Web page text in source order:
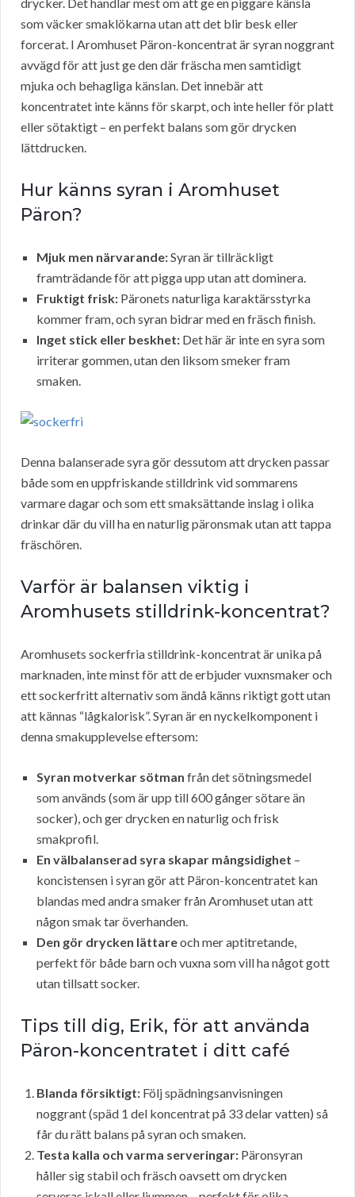
som väcker smaklökarna utan att det blir besk eller
forcerat. I Aromhuset Päron-koncentrat är syran noggrant
avvägd för att just ge den där fräscha men samtidigt
mjuka och behagliga känslan. Det innebär att
koncentratet inte känns för skarpt, och inte heller för platt
eller sötaktigt – en perfekt balans som gör drycken
lättdrucken.
Hur känns syran i Aromhuset
Päron?
Mjuk men närvarande:Syran är tillräckligt
framträdande för att pigga upp utan att dominera.
Fruktigt frisk: Päronets naturliga karaktärsstyrka
kommer fram, och syran bidrar med en fräsch finish.
Inget stick eller beskhet: Det här är inte en syra som
irriterar gommen, utan den liksom smeker fram
smaken.
Denna balanserade syra gör dessutom att drycken passar
både som en uppfriskande stilldrink vid sommarens
varmare dagar och som ett smaksättande inslag i olika
drinkar där du vill ha en naturlig päronsmak utan att tappa
fräschören.
Varför är balansen viktig i
Aromhusets stilldrink-koncentrat?
Aromhusets sockerfria stilldrink-koncentrat är unika på
marknaden, inte minst för att de erbjuder vuxnsmaker och
ett sockerfritt alternativ som ändå känns riktigt gott utan
att kännas “lågkalorisk”. Syran är en nyckelkomponent i
denna smakupplevelse eftersom:
Syran motverkar sötman från det sötningsmedel
som används (som är upp till 600 gånger sötare än
socker), och ger drycken en naturlig och frisk
smakprofil.
En välbalanserad syra skapar mångsidighet –
koncistensen i syran gör att Päron-koncentratet kan
blandas med andra smaker från Aromhuset utan att
någon smak tar överhanden.
Den gör drycken lättareoch mer aptitretande,
perfekt för både barn och vuxna som vill ha något gott
utan tillsatt socker.
Tips till dig, Erik, för att använda
Päron-koncentratet i ditt café
Blanda försiktigt: Följ spädningsanvisningen
noggrant (späd 1 del koncentrat på 33 delar vatten) så
får du rätt balans på syran och smaken.
Testa kalla och varma serveringar: Päronsyran
håller sig stabil och fräsch oavsett om drycken